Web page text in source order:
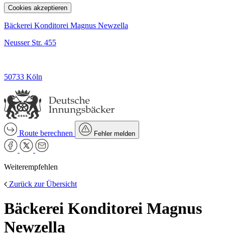
Cookies akzeptieren
Bäckerei Konditorei Magnus Newzella
Neusser Str. 455
50733 Köln
Route berechnen Fehler melden
Weiterempfehlen
Zurück zur Übersicht
Bäckerei Konditorei Magnus
Newzella